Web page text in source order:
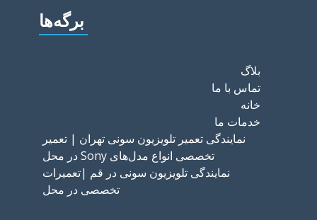
برگه‌ها
بلاگ
تماس با ما
خانه
خدمات ما
نمایندگی تعمیر تلویزیون سونی تهران | تعمیر
تخصصی انواع مدل‌های Sony در محل
نمایندگی تلویزیون سونی در قم |تعمیرات
تخصصی در محل